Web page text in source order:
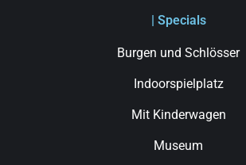
| Specials
Burgen und Schlösser
Indoorspielplatz
Mit Kinderwagen
Museum